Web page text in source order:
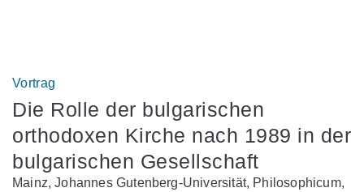
Vortrag
Die Rolle der bulgarischen
orthodoxen Kirche nach 1989 in der
bulgarischen Gesellschaft
Mainz, Johannes Gutenberg-Universität, Philosophicum,